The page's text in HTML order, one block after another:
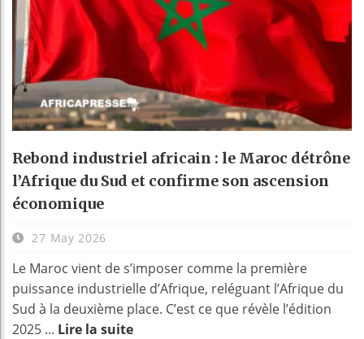
Rebond industriel africain : le Maroc détrône
l’Afrique du Sud et confirme son ascension
économique
27 May 2026
Le Maroc vient de s’imposer comme la première
puissance industrielle d’Afrique, reléguant l’Afrique du
Sud à la deuxième place. C’est ce que révèle l’édition
2025 ... Lire la suite